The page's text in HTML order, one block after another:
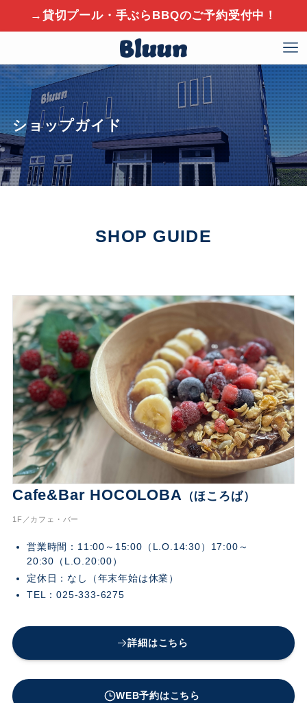
→貸切プール・手ぶらBBQのご予約受付中！
ショップガイド
SHOP GUIDE
Cafe&Bar HOCOLOBA （ほころば）
1F／カフェ・バー
営業時間：11:00～15:00（L.O.14:30）17:00～
20:30（L.O.20:00）
定休日：なし（年末年始は休業）
TEL：025-333-6275
詳細はこちら
WEB予約はこちら